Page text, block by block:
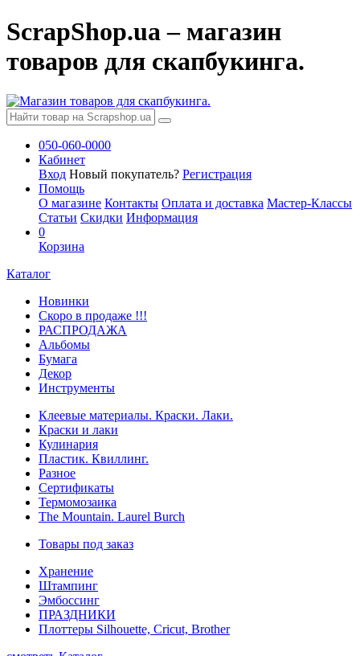
ScrapShop.ua – магазин
товаров для скапбукинга.
050-060-0000
Кабинет
Вход Новый покупатель? Регистрация
Помощь
О магазине Контакты Оплата и доставка Мастер-Классы
Статьи Скидки Информация
0
Корзина
Каталог
Новинки
Скоро в продаже !!!
РАСПРОДАЖА
Альбомы
Бумага
Декор
Инструменты
Клеевые материалы. Краски. Лаки.
Краски и лаки
Кулинария
Пластик. Квиллинг.
Разное
Сертификаты
Термомозаика
The Mountain. Laurel Burch
Товары под заказ
Хранение
Штампинг
Эмбоссинг
ПРАЗДНИКИ
Плоттеры Silhouette, Cricut, Brother